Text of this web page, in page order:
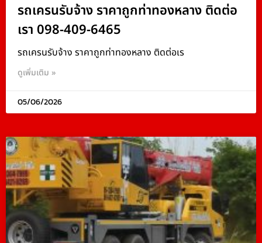
รถเครนรับจ้าง ราคาถูกท่าทองหลาง ติดต่อ
เรา 098-409-6465
รถเครนรับจ้าง ราคาถูกท่าทองหลาง ติดต่อเร
ดูเพิ่มเติม »
05/06/2026